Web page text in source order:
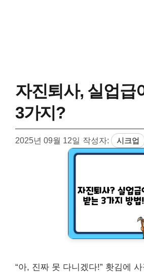
자진퇴사, 실업급
3가지?
2025년 09월 12일 작성자: 시크업
“아, 진짜 못 다니겠다!” 홧김에